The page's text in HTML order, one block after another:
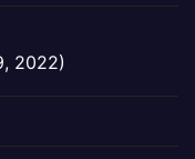
2022)